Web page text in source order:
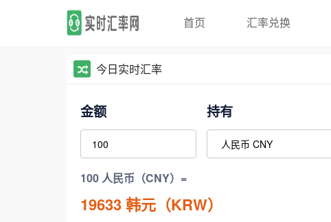
首页 汇率兑换
今日实时汇率
金额 持有
100 人民币（CNY）=
19633韩元（KRW）